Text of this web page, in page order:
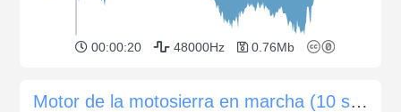
00:00:20 48000Hz 0.76Mb
Motor de la motosierra en marcha (10 segundos)